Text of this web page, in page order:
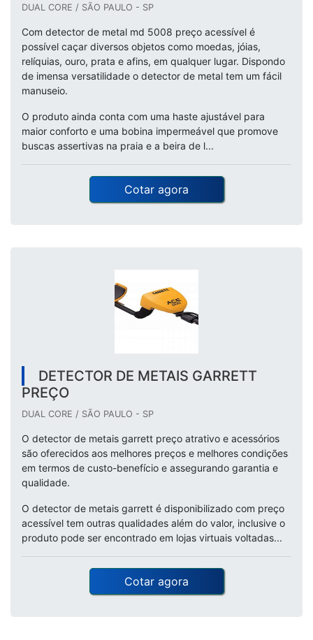
DUAL CORE / SÃO PAULO - SP
Com detector de metal md 5008 preço acessível é
possível caçar diversos objetos como moedas, jóias,
relíquias, ouro, prata e afins, em qualquer lugar. Dispondo
de imensa versatilidade o detector de metal tem um fácil
manuseio.
O produto ainda conta com uma haste ajustável para
maior conforto e uma bobina impermeável que promove
buscas assertivas na praia e a beira de l...
Cotar agora
DETECTOR DE METAIS GARRETT
PREÇO
DUAL CORE / SÃO PAULO - SP
O detector de metais garrett preço atrativo e acessórios
são oferecidos aos melhores preços e melhores condições
em termos de custo-benefício e assegurando garantia e
qualidade.
O detector de metais garrett é disponibilizado com preço
acessível tem outras qualidades além do valor, inclusive o
produto pode ser encontrado em lojas virtuais voltadas...
Cotar agora